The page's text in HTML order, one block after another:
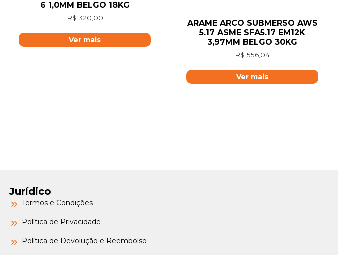
6 1,0MM BELGO 18KG
R$ 320,00
Ver mais
ARAME ARCO SUBMERSO AWS
5.17 ASME SFA5.17 EM12K
3,97MM BELGO 30KG
R$ 556,04
Ver mais
Jurídico
Termos e Condições
Política de Privacidade
Política de Devolução e Reembolso